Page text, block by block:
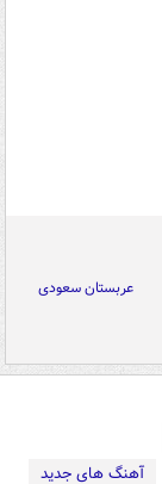
عربستان سعودی
آهنگ های جدید